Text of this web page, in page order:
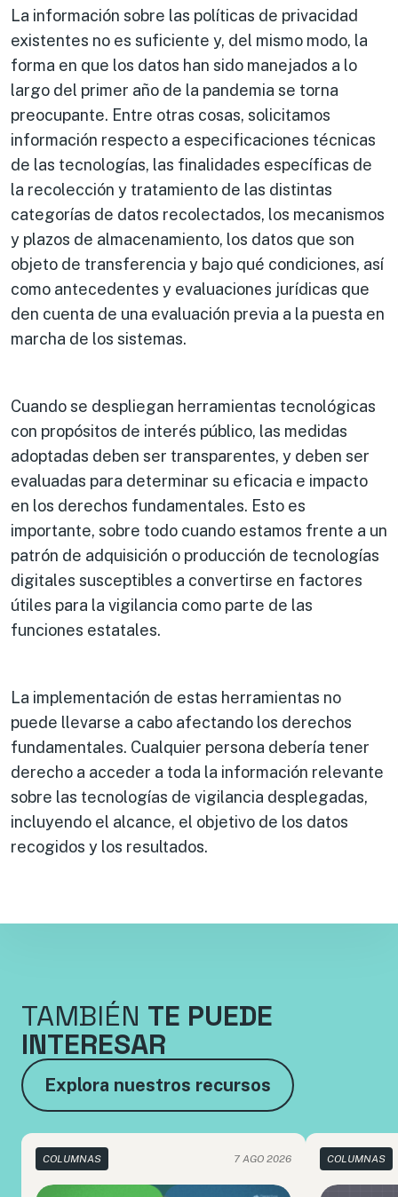
La información sobre las políticas de privacidad
existentes no es suficiente y, del mismo modo, la
forma en que los datos han sido manejados a lo
largo del primer año de la pandemia se torna
preocupante. Entre otras cosas, solicitamos
información respecto a especificaciones técnicas
de las tecnologías, las finalidades específicas de
la recolección y tratamiento de las distintas
categorías de datos recolectados, los mecanismos
y plazos de almacenamiento, los datos que son
objeto de transferencia y bajo qué condiciones, así
como antecedentes y evaluaciones jurídicas que
den cuenta de una evaluación previa a la puesta en
marcha de los sistemas.
Cuando se despliegan herramientas tecnológicas
con propósitos de interés público, las medidas
adoptadas deben ser transparentes, y deben ser
evaluadas para determinar su eficacia e impacto
en los derechos fundamentales. Esto es
importante, sobre todo cuando estamos frente a un
patrón de adquisición o producción de tecnologías
digitales susceptibles a convertirse en factores
útiles para la vigilancia como parte de las
funciones estatales.
La implementación de estas herramientas no
puede llevarse a cabo afectando los derechos
fundamentales. Cualquier persona debería tener
derecho a acceder a toda la información relevante
sobre las tecnologías de vigilancia desplegadas,
incluyendo el alcance, el objetivo de los datos
recogidos y los resultados.
TAMBIÉN TE PUEDE
INTERESAR
Explora nuestros recursos
COLUMNAS 7 AGO 2026 COLUMNAS